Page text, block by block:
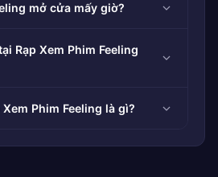
mở cửa mấy giờ?
Rạp Xem Phim Feeling
Phim Feeling là gì?